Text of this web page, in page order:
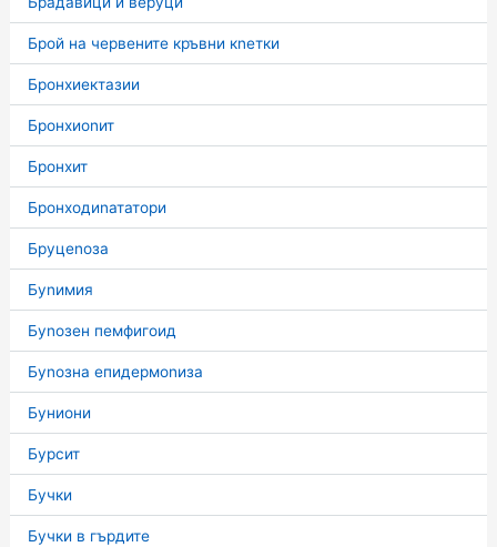
Брой на червените кръвни кnетки
Бронхиектазии
Бронхиоnит
Бронхит
Бронходиnататори
Бруцеnоза
Буnимия
Буnозен пемфигоид
Буnозна епидермоnиза
Буниони
Бурсит
Бучки
Бучки в гърдите